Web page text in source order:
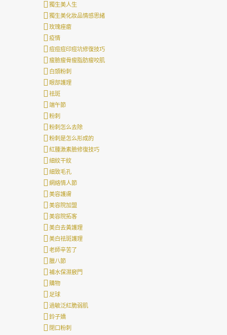
獨生美人生
獨生美化妝品情感思緒
玫瑰痤瘡
疫情
痘痘痘印痘坑修復技巧
瘦臉瘦骨瘦脂肪瘦咬肌
白頭粉刺
眼部護理
祛斑
端午節
粉刺
粉刺怎么去除
粉刺是怎么形成的
紅腫激素臉修復技巧
細紋干紋
細致毛孔
網絡情人節
美容護膚
美容院加盟
美容院拓客
美白去黃護理
美白祛斑護理
老師辛苦了
臘八節
補水保濕竅門
購物
足球
過敏泛紅脆弱肌
鈴子嬌
閉口粉刺